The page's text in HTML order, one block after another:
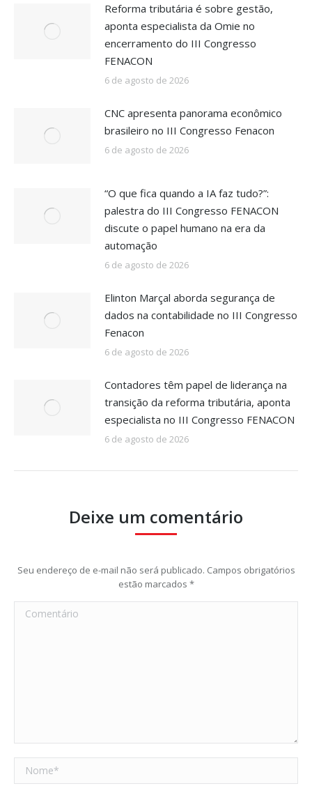
Reforma tributária é sobre gestão,
aponta especialista da Omie no
encerramento do III Congresso
FENACON
6 de agosto de 2026
CNC apresenta panorama econômico
brasileiro no III Congresso Fenacon
6 de agosto de 2026
“O que fica quando a IA faz tudo?”:
palestra do III Congresso FENACON
discute o papel humano na era da
automação
6 de agosto de 2026
Elinton Marçal aborda segurança de
dados na contabilidade no III Congresso
Fenacon
6 de agosto de 2026
Contadores têm papel de liderança na
transição da reforma tributária, aponta
especialista no III Congresso FENACON
6 de agosto de 2026
Deixe um comentário
Seu endereço de e-mail não será publicado. Campos obrigatórios
estão marcados *
Comentário
Nome *